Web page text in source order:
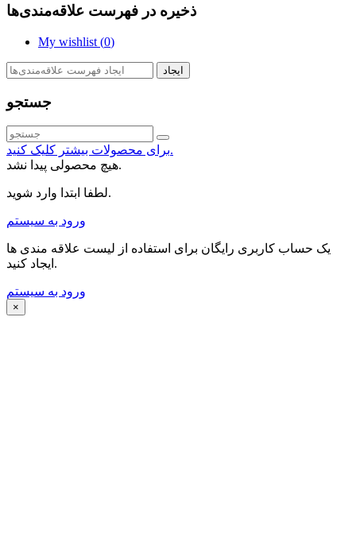
ذخیره در فهرست علاقه‌مندی‌ها
My wishlist (0)
ایجاد
جستجو
برای محصولات بیشتر کلیک کنید.
هیچ محصولی پیدا نشد.
لطفا ابتدا وارد شوید.
ورود به سیستم
یک حساب کاربری رایگان برای استفاده از لیست علاقه مندی ها
ایجاد کنید.
ورود به سیستم
×